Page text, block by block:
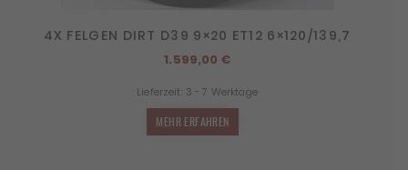
4X FELGEN DIRT D39 9×20 ET12 6×120/139,7
1.599,00 €
Lieferzeit: 3 - 7 Werktage
MEHR ERFAHREN